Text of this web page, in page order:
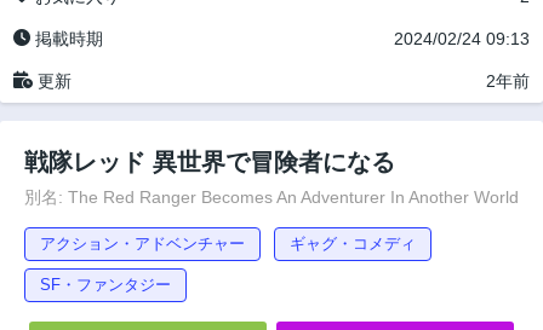
掲載時期 2024/02/24 09:13
更新 2年前
戦隊レッド 異世界で冒険者になる
別名: The Red Ranger Becomes An Adventurer In Another World
アクション・アドベンチャー ギャグ・コメディ
SF・ファンタジー